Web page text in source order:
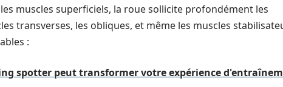
muscles superficiels, la roue sollicite profondément les
transverses, les obliques, et même les muscles
:
spotter peut transformer votre expérience